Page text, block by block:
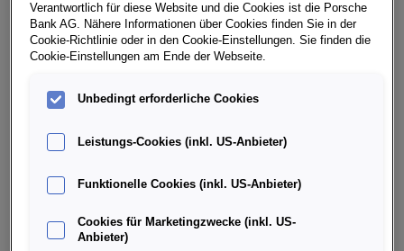
Fahrzeugdaten
Ausstattung
Finanzierung über die Porsche Bank
Händlerinformation
Verantwortlich für diese Website und die Cookies ist die Porsche
Bank AG. Nähere Informationen über Cookies finden Sie in der
Cookie-Richtlinie oder in den Cookie-Einstellungen. Sie finden die
Cookie-Einstellungen am Ende der Webseite.
Unbedingt erforderliche Cookies
Leistungs-Cookies (inkl. US-Anbieter)
Funktionelle Cookies (inkl. US-Anbieter)
Cookies für Marketingzwecke (inkl. US-
Anbieter)